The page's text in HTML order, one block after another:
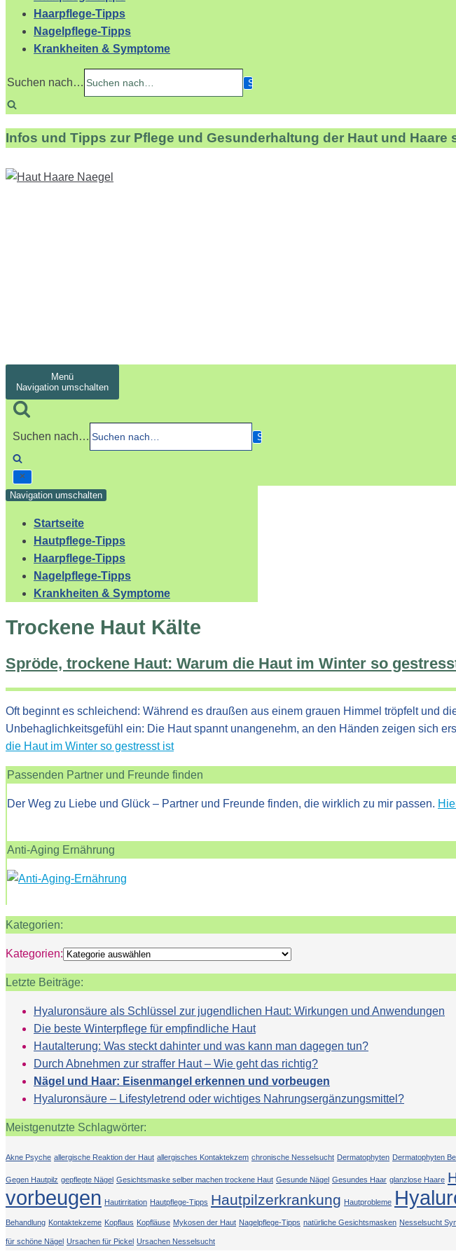
Haarpflege-Tipps
Nagelpflege-Tipps
Krankheiten & Symptome
Suchen nach…
Infos und Tipps zur Pflege und Gesunderhaltung der Haut und Haare
Menü
Navigation umschalten
Suchen nach…
Navigation umschalten
Startseite
Hautpflege-Tipps
Haarpflege-Tipps
Nagelpflege-Tipps
Krankheiten & Symptome
Trockene Haut Kälte
Spröde, trockene Haut: Warum die Haut im Winter so
Oft beginnt es schleichend: Während es draußen aus einem grauen Himmel tröpfelt und
Unbehaglichkeitsgefühl ein: Die Haut spannt unangenehm, an den Händen zeigen sich
die Haut im Winter so gestresst ist
Passenden Partner und Freunde finden
Der Weg zu Liebe und Glück – Partner und Freunde finden, die wirklich zu mir passen.
Anti-Aging Ernährung
Kategorien:
Kategorien:
Letzte Beiträge:
Hyaluronsäure als Schlüssel zur jugendlichen Haut: Wirkungen und Anwendungen
Die beste Winterpflege für empfindliche Haut
Hautalterung: Was steckt dahinter und was kann man dagegen tun?
Durch Abnehmen zur straffer Haut – Wie geht das richtig?
Nägel und Haar: Eisenmangel erkennen und vorbeugen
Hyaluronsäure – Lifestyletrend oder wichtiges Nahrungsergänzungsmittel?
Meistgenutzte Schlagwörter:
Akne Psyche allergische Reaktion der Haut allergisches Kontaktekzem chronische Nesselsucht Dermatophyten Dermatophyten
Gegen Hautpilz gepflegte Nägel Gesichtsmaske selber machen trockene Haut Gesunde Nägel Gesundes Haar glanzlose Haare
vorbeugen Hautirritation Hautpflege-Tipps Hautpilzerkrankung Hautprobleme
Behandlung Kontaktekzeme Kopflaus Kopfläuse Mykosen der Haut Nagelpflege-Tipps natürliche Gesichtsmasken Nesselsucht
für schöne Nägel Ursachen für Pickel Ursachen Nesselsucht